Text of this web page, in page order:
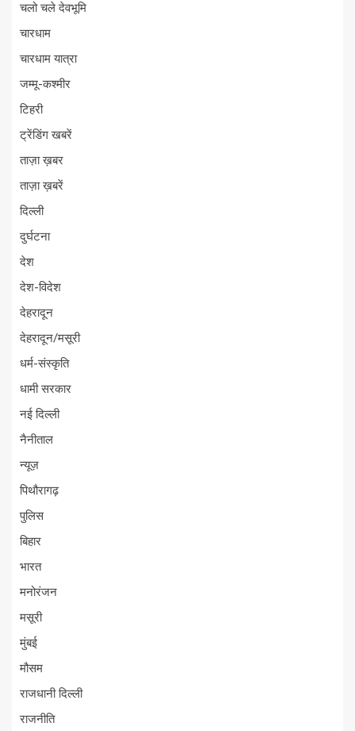
चलो चले देवभूमि
चारधाम
चारधाम यात्रा
जम्मू-कश्मीर
टिहरी
ट्रेंडिंग खबरें
ताज़ा ख़बर
ताज़ा ख़बरें
दिल्ली
दुर्घटना
देश
देश-विदेश
देहरादून
देहरादून/मसूरी
धर्म-संस्कृति
धामी सरकार
नई दिल्ली
नैनीताल
न्यूज़
पिथौरागढ़
पुलिस
बिहार
भारत
मनोरंजन
मसूरी
मुंबई
मौसम
राजधानी दिल्ली
राजनीति